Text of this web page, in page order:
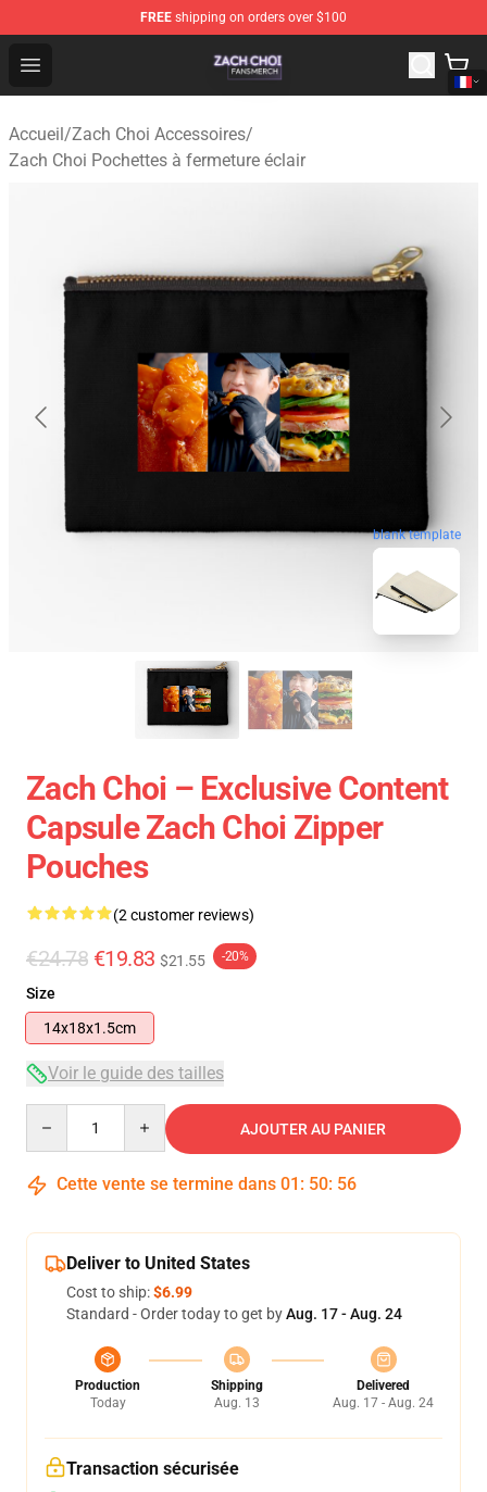
FREE shipping on orders over $100
Open menu
Zach Choi Shop - Official Zach Choi Merchandise Store
Accueil/Zach Choi Accessoires/
Zach Choi Pochettes à fermeture éclair
blank template
Zach Choi – Exclusive Content
Capsule Zach Choi Zipper
Pouches
(2 customer reviews)
€24.78 €19.83 $21.55 -20%
Size
14x18x1.5cm
Voir le guide des tailles
AJOUTER AU PANIER
Cette vente se termine dans 01 : 50: 55
Deliver to United States
Cost to ship:$6.99
Standard - Order today to get byAug. 17 - Aug. 24
Production
Today
Shipping
Aug. 13
Delivered
Aug. 17 - Aug. 24
Transaction sécurisée